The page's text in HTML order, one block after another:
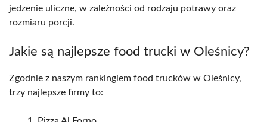
jedzenie uliczne, w zależności od rodzaju potrawy oraz
rozmiaru porcji.
Jakie są najlepsze food trucki w Oleśnicy?
Zgodnie z naszym rankingiem food trucków w Oleśnicy,
trzy najlepsze firmy to: